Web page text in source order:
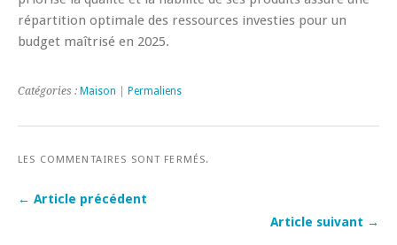
répartition optimale des ressources investies pour un
budget maîtrisé en 2025.
Catégories : Maison Permaliens
LES COMMENTAIRES SONT FERMÉS.
← Article précédent
Article suivant →